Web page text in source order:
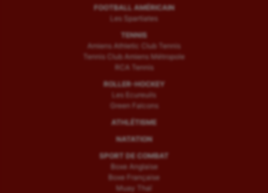
FOOTBALL AMÉRICAIN
Les Spartiates
TENNIS
Amiens Athletic Club Tennis
Tennis Club Amiens Métropole
RCA Tennis
ROLLER-HOCKEY
Les Ecureuils
Green Falcons
ATHLÉTISME
NATATION
SPORT DE COMBAT
Boxe Anglaise
Boxe Française
Muay Thaï